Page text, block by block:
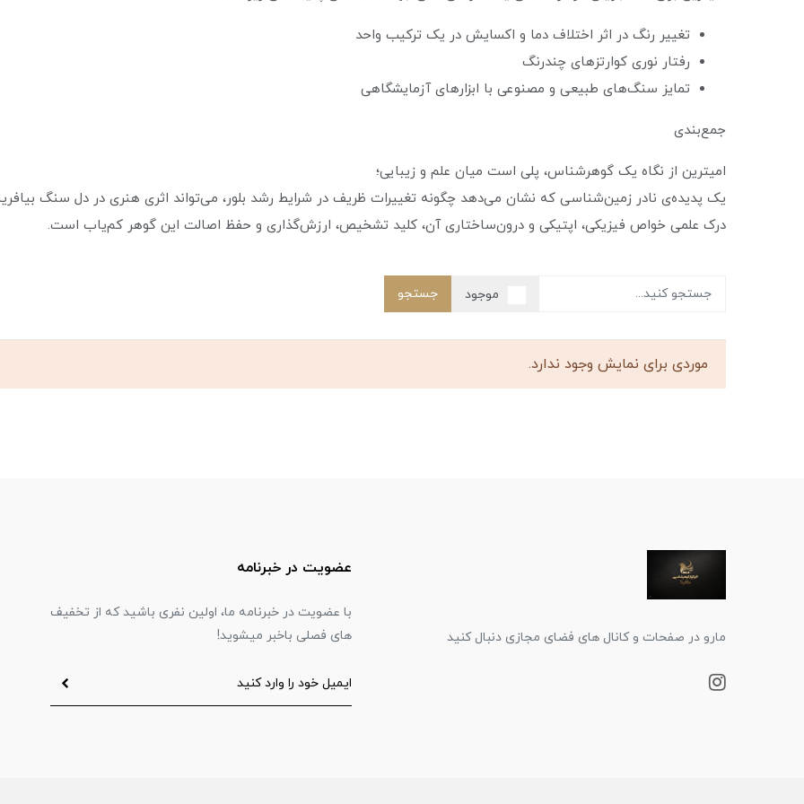
تغییر رنگ در اثر اختلاف دما و اکسایش در یک ترکیب واحد
رفتار نوری کوارتزهای چندرنگ
تمایز سنگ‌های طبیعی و مصنوعی با ابزارهای آزمایشگاهی
جمع‌بندی
امیترین از نگاه یک گوهرشناس، پلی است میان علم و زیبایی؛
یک پدیده‌ی نادر زمین‌شناسی که نشان می‌دهد چگونه تغییرات ظریف در شرایط رشد بلور، می‌تواند اثری هنری در دل سنگ
درک علمی خواص فیزیکی، اپتیکی و درون‌ساختاری آن، کلید تشخیص، ارزش‌گذاری و حفظ اصالت این گوهر کم‌یاب است.
موجود جستجو
موردی برای نمایش وجود ندارد.
مارو در صفحات و کانال های فضای مجازی دنبال کنید
عضویت در خبرنامه
با عضویت در خبرنامه ما، اولین نفری باشید که از تخفیف
های فصلی باخبر میشوید!